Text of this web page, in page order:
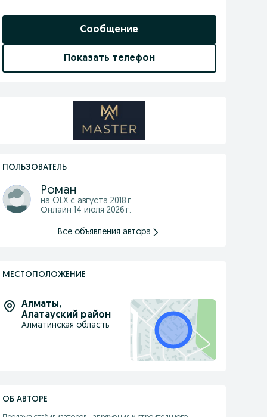
Сообщение
Показать телефон
ПОЛЬЗОВАТЕЛЬ
Роман
на OLX с августа 2018 г.
Онлайн 14 июля 2026 г.
Все объявления автора
МЕСТОПОЛОЖЕНИЕ
Алматы,
Алатауский район
Алматинская область
ОБ АВТОРЕ